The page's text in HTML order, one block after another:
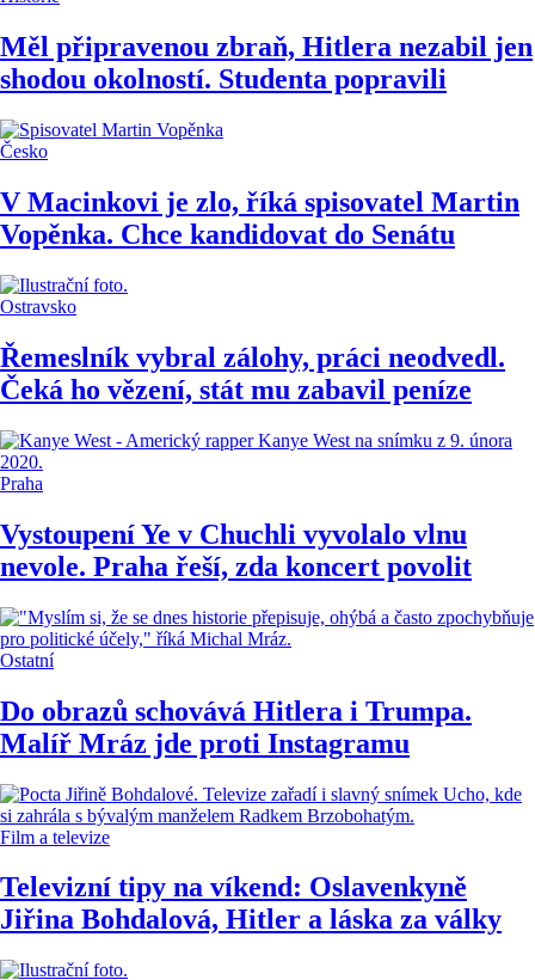
Měl připravenou zbraň, Hitlera nezabil jen
shodou okolností. Studenta popravili
Česko
V Macinkovi je zlo, říká spisovatel Martin
Vopěnka. Chce kandidovat do Senátu
Ostravsko
Řemeslník vybral zálohy, práci neodvedl.
Čeká ho vězení, stát mu zabavil peníze
Praha
Vystoupení Ye v Chuchli vyvolalo vlnu
nevole. Praha řeší, zda koncert povolit
Ostatní
Do obrazů schovává Hitlera i Trumpa.
Malíř Mráz jde proti Instagramu
Film a televize
Televizní tipy na víkend: Oslavenkyně
Jiřina Bohdalová, Hitler a láska za války